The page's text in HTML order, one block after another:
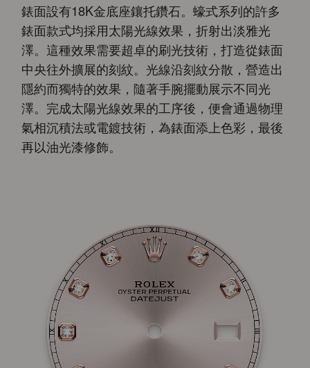
錶面設有18K金底座鑲托鑽石。蠔式系列的許多
錶面款式均採用太陽光線效果，折射出淡雅光
澤。這種效果需要超卓的刷光技術，打造從錶面
中央往外擴展的刻紋。光線沿刻紋分散，營造出
隱約而獨特的效果，隨著手腕擺動展示不同光
澤。完成太陽光線效果的工序後，便會通過物理
氣相沉積法或電鍍技術，為錶面添上色彩，最後
再以油光漆修飾。